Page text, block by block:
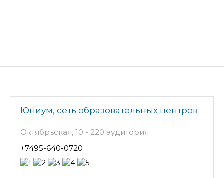
Юниум, сеть образовательных центров
Октябрьская, 10 - 220 аудитория
+7495-640-0720